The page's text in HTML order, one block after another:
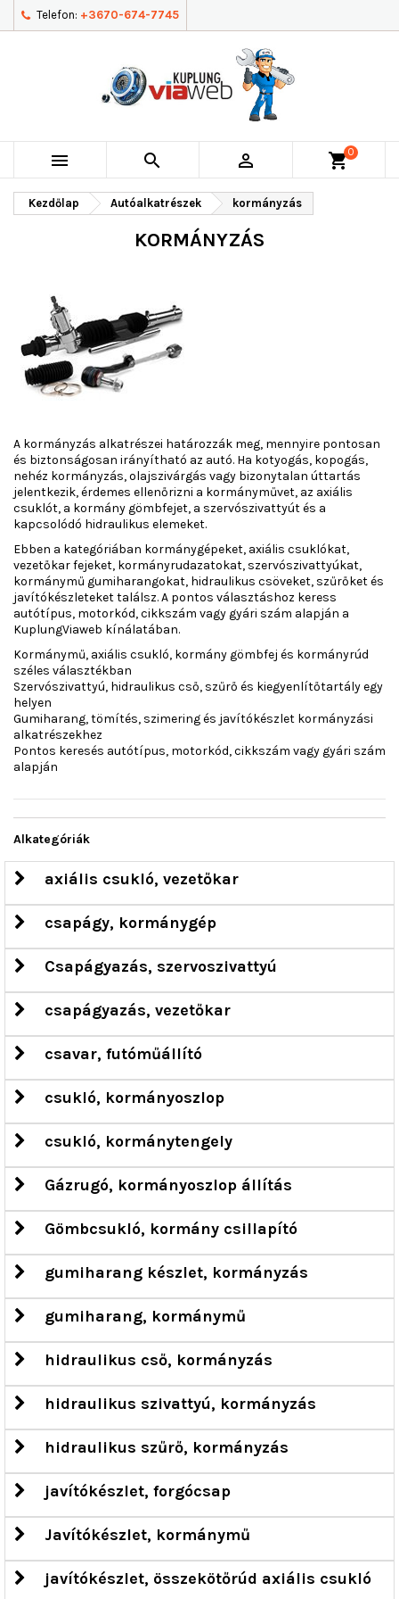
Telefon: +3670-674-7745
   shopping_cart0
Kezdőlap Autóalkatrészek kormányzás
KORMÁNYZÁS
A kormányzás alkatrészei határozzák meg, mennyire pontosan
és biztonságosan irányítható az autó. Ha kotyogás, kopogás,
nehéz kormányzás, olajszivárgás vagy bizonytalan úttartás
jelentkezik, érdemes ellenőrizni a kormányművet, az axiális
csuklót, a kormány gömbfejet, a szervószivattyút és a
kapcsolódó hidraulikus elemeket.
Ebben a kategóriában kormánygépeket, axiális csuklókat,
vezetőkar fejeket, kormányrudazatokat, szervószivattyúkat,
kormánymű gumiharangokat, hidraulikus csöveket, szűrőket és
javítókészleteket találsz. A pontos választáshoz keress
autótípus, motorkód, cikkszám vagy gyári szám alapján a
KuplungViaweb kínálatában.
Kormánymű, axiális csukló, kormány gömbfej és kormányrúd
széles választékban
Szervószivattyú, hidraulikus cső, szűrő és kiegyenlítőtartály egy
helyen
Gumiharang, tömítés, szimering és javítókészlet kormányzási
alkatrészekhez
Pontos keresés autótípus, motorkód, cikkszám vagy gyári szám
alapján
Alkategóriák
axiális csukló, vezetőkar
csapágy, kormánygép
Csapágyazás, szervoszivattyú
csapágyazás, vezetőkar
csavar, futóműállító
csukló, kormányoszlop
csukló, kormánytengely
Gázrugó, kormányoszlop állítás
Gömbcsukló, kormány csillapító
gumiharang készlet, kormányzás
gumiharang, kormánymű
hidraulikus cső, kormányzás
hidraulikus szivattyú, kormányzás
hidraulikus szűrő, kormányzás
javítókészlet, forgócsap
Javítókészlet, kormánymű
javítókészlet, összekötőrúd axiális csukló